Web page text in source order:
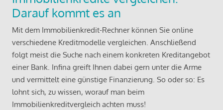
Darauf kommt es an
Mit dem Immobilienkredit-Rechner können Sie online
verschiedene Kreditmodelle vergleichen. Anschließend
folgt meist die Suche nach einem konkreten Kreditangebot
einer Bank. Infina greift Ihnen dabei gern unter die Arme
und vermittelt eine günstige Finanzierung. So oder so: Es
lohnt sich, zu wissen, worauf man beim
Immobilienkreditvergleich achten muss!